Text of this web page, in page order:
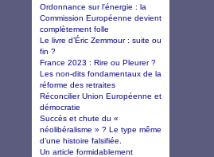
Ordonnance sur l'énergie : la
Commission Européenne devient
complètement folle
Le livre d’Éric Zemmour : suite ou
fin ?
France 2023 : Rire ou Pleurer ?
Les non-dits fondamentaux de la
réforme des retraites
Réconcilier Union Européenne et
démocratie
Succès et chute du «
néolibéralisme » ? Le type même
d’une histoire falsifiée.
Un article formidablement